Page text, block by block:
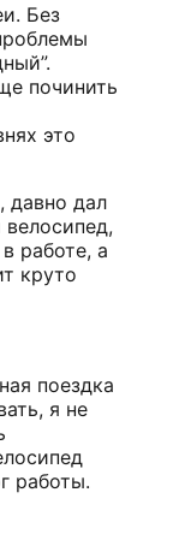
Без
починить
это
давно дал
работе, а
круто
поездка
я не
работы.